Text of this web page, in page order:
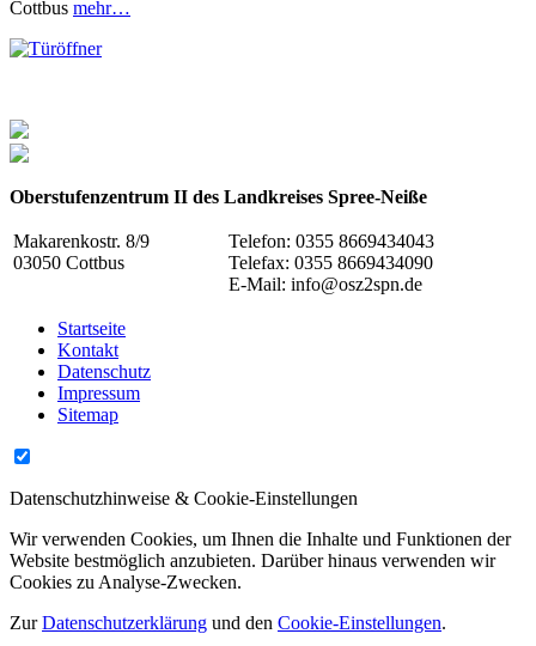
Cottbus mehr…
Oberstufenzentrum II des Landkreises Spree-Neiße
Makarenkostr. 8/9
03050 Cottbus
Telefon: 0355 8669434043
Telefax: 0355 8669434090
E-Mail: info@osz2spn.de
Startseite
Kontakt
Datenschutz
Impressum
Sitemap
Datenschutzhinweise & Cookie-Einstellungen
Wir verwenden Cookies, um Ihnen die Inhalte und Funktionen der
Website bestmöglich anzubieten. Darüber hinaus verwenden wir
Cookies zu Analyse-Zwecken.
ZurDatenschutzerklärung und den Cookie-Einstellungen.